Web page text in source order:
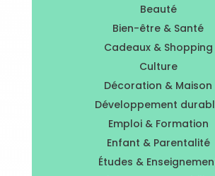
Beauté
Bien-être & Santé
Cadeaux & Shopping
Culture
Décoration & Maison
Développement
Emploi & Formation
Enfant & Parentalité
Études &